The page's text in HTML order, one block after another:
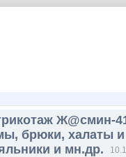
брюки, халаты
и мн.др.